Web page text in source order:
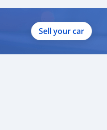
Sell your car